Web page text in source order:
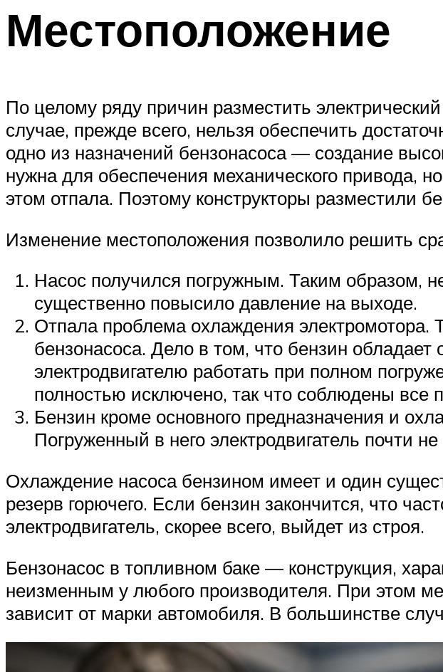
Местоположение
По целому ряду причин разместить
случае, прежде всего, нельзя обеспечить
одно из назначений бензонасоса — создание
нужна для обеспечения механического привода,
этом отпала. Поэтому конструкторы разместили
Изменение местоположения позволило решить
Насос получился погружным. Таким образом,
существенно повысило давление на выходе.
Отпала проблема охлаждения электромотора.
бензонасоса. Дело в том, что бензин
электродвигателю работать при полном
полностью исключено, так что соблюдены все
Бензин кроме основного предназначения и
Погруженный в него электродвигатель почти
Охлаждение насоса бензином имеет и один
резерв горючего. Если бензин закончится, что
электродвигатель, скорее всего, выйдет из строя.
Бензонасос в топливном баке — конструкция,
неизменным у любого производителя. При этом
зависит от марки автомобиля. В большинстве